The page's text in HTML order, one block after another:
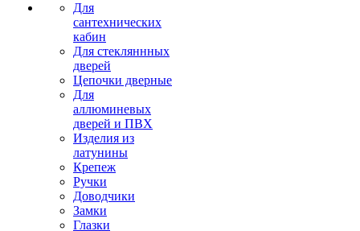
Для
сантехнических
кабин
Для стекляннных
дверей
Цепочки дверные
Для
аллюминевых
дверей и ПВХ
Изделия из
латунины
Крепеж
Ручки
Доводчики
Замки
Глазки